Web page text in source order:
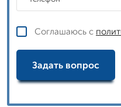
Соглашаюсь с
Задать вопрос